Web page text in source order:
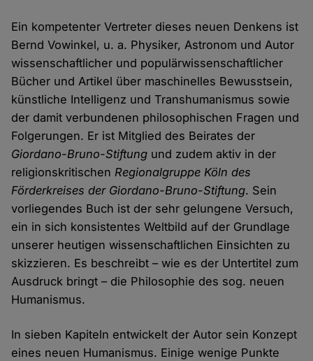
Ein kompetenter Vertreter dieses neuen Denkens ist
Bernd Vowinkel, u. a. Physiker, Astronom und Autor
wissenschaftlicher und populärwissenschaftlicher
Bücher und Artikel über maschinelles Bewusstsein,
künstliche Intelligenz und Transhumanismus sowie
der damit verbundenen philosophischen Fragen und
Folgerungen. Er ist Mitglied des Beirates der
Giordano-Bruno-Stiftung und zudem aktiv in der
religionskritischenRegionalgruppe Köln des
Förderkreises der Giordano-Bruno-Stiftung. Sein
vorliegendes Buch ist der sehr gelungene Versuch,
ein in sich konsistentes Weltbild auf der Grundlage
unserer heutigen wissenschaftlichen Einsichten zu
skizzieren. Es beschreibt – wie es der Untertitel zum
Ausdruck bringt – die Philosophie des sog. neuen
Humanismus.
In sieben Kapiteln entwickelt der Autor sein Konzept
eines neuen Humanismus. Einige wenige Punkte